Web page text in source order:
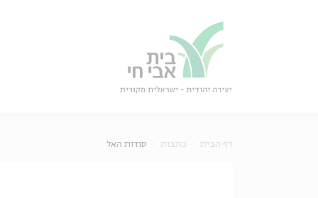
דף הבית כתבות סודות האל